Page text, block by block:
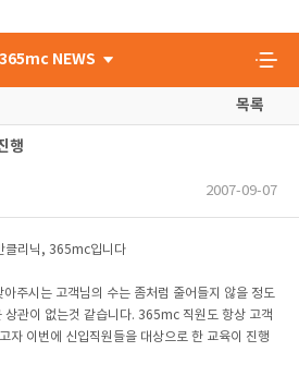
365mc NEWS
목록
행
2007-09-07
클리닉, 365mc입니다
주시는 고객님의 수는 좀처럼 줄어들지 않을 정도
상관이 없는것 같습니다. 365mc 직원도 항상 고객
자 이번에 신입직원들을 대상으로 한 교육이 진행